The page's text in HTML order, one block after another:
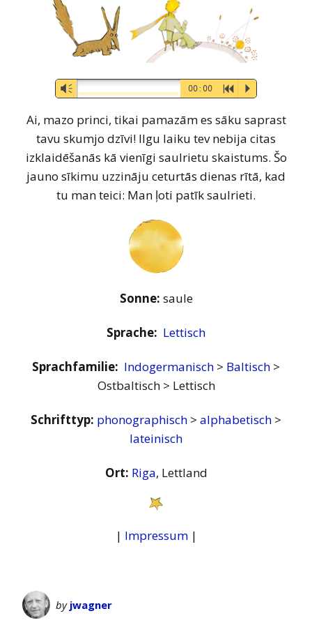
Audio-
Vm 00:00 R P
Ai, mazo princi, tikai pamazām es sāku saprast
tavu skumjo dzīvi! Ilgu laiku tev nebija citas
izklaidēšanās kā vienīgi saulrietu skaistums. Šo
jauno sīkimu uzzināju ceturtās dienas rītā, kad
tu man teici: Man ļoti patīk saulrieti.
Sonne: saule
Sprache: Lettisch
Sprachfamilie: Indogermanisch > Baltisch >
Ostbaltisch > Lettisch
Schrifttyp: phonographisch > alphabetisch >
lateinisch
Ort: Riga, Lettland
| Impressum|
by jwagner